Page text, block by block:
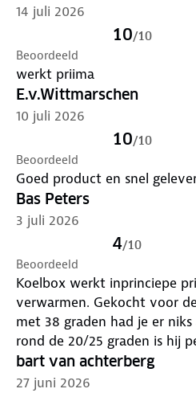
14 juli 2026
10/10
Beoordeeld
werkt priima
E.v.Wittmarschen
10 juli 2026
10/10
Beoordeeld
Goed product en snel
Bas Peters
3 juli 2026
4/10
Beoordeeld
Koelbox werkt inprinciepe
verwarmen. Gekocht voor
met 38 graden had je er
rond de 20/25 graden is hij
nadeel, elke keer als ik de
(condens) water uit het koel
bart van achterberg
27 juni 2026